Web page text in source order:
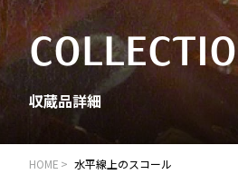
収蔵品詳細
HOME 水平線上のスコール